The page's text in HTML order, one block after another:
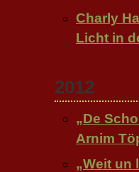
Charly
Licht in
2012
„De
Arnim
„Weit un